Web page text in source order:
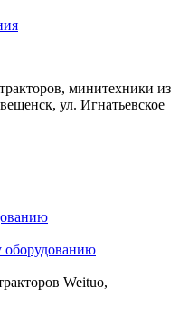
минитехники из
ул. Игнатьевское
Weituo,